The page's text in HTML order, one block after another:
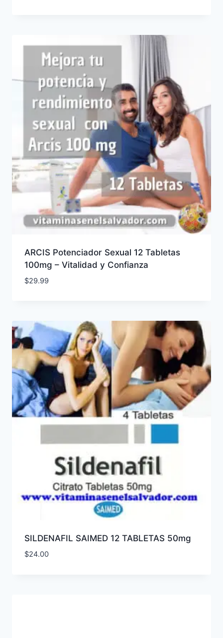
ARCIS Potenciador Sexual 12 Tabletas
100mg – Vitalidad y Confianza
$29.99
SILDENAFIL SAIMED 12 TABLETAS 50mg
$24.00